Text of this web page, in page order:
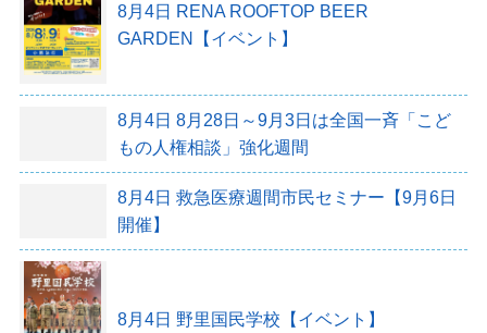
8月4日 RENA ROOFTOP BEER
GARDEN【イベント】
8月4日 8月28日～9月3日は全国一斉「こど
もの人権相談」強化週間
8月4日 救急医療週間市民セミナー【9月6日
開催】
8月4日 野里国民学校【イベント】